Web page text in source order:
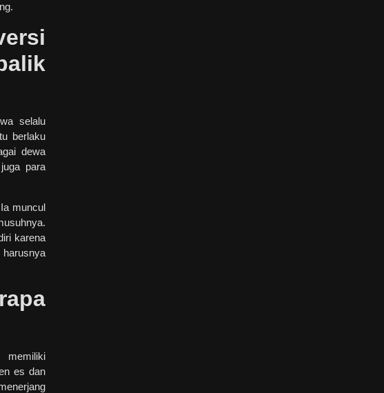
selalu
berlaku
dewa
para
muncul
karena
memiliki
es dan